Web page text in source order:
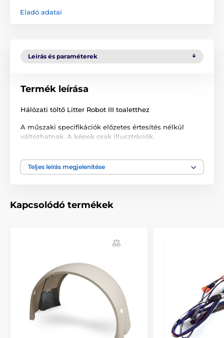
Eladó adatai
Leírás és paraméterek
Termék leírása
Hálózati töltő Litter Robot III toaletthez
A műszaki specifikációk előzetes értesítés nélkül
változhatnak. A képek csak illusztrációk.
A termék a következő kategóriákba sorolt
Teljes leírás megjelenítése
Kapcsolódó termékek